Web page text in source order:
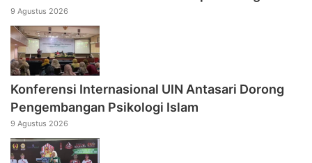
9 Agustus 2026
Konferensi Internasional UIN Antasari Dorong
Pengembangan Psikologi Islam
9 Agustus 2026